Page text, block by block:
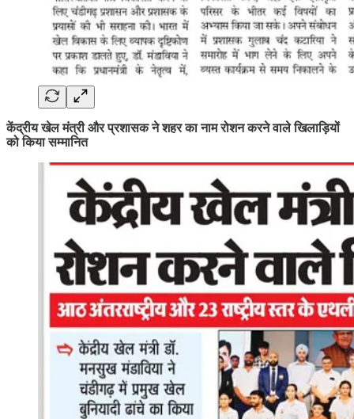
केंद्रीय खेल मंत्री और प्रशासक ने शहर का नाम रोशन करने वाले खिलाड़ियों
को किया सम्मानित